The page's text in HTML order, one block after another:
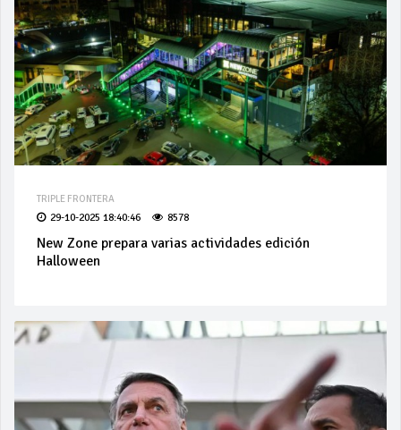
TRIPLE FRONTERA
29-10-2025 18:40:46 8578
New Zone prepara varias actividades edición
Halloween